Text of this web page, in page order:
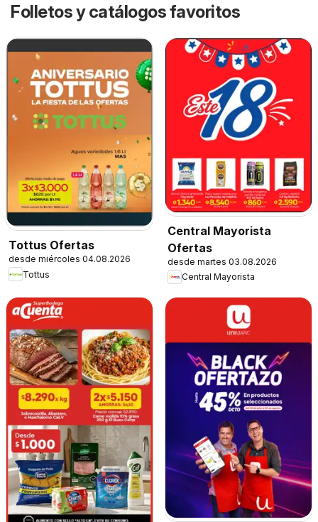
Folletos y catálogos favoritos
Tottus Ofertas
desde miércoles 04.08.2026
Tottus
Central Mayorista
Ofertas
desde martes 03.08.2026
Central Mayorista